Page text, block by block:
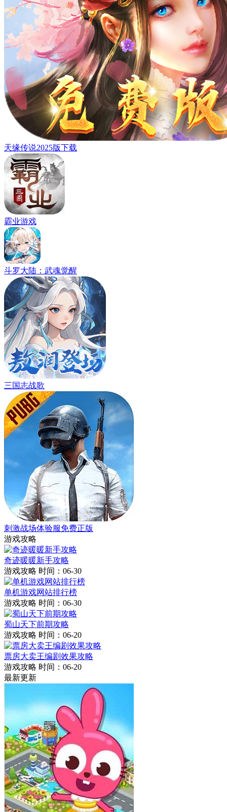
天缘传说2025版下载
霸业游戏
斗罗大陆：武魂觉醒
三国志战歌
刺激战场体验服免费正版
游戏攻略
奇迹暖暖新手攻略
游戏攻略 时间：06-30
单机游戏网站排行榜
游戏攻略 时间：06-30
蜀山天下前期攻略
游戏攻略 时间：06-20
票房大卖王编剧效果攻略
游戏攻略 时间：06-20
最新更新